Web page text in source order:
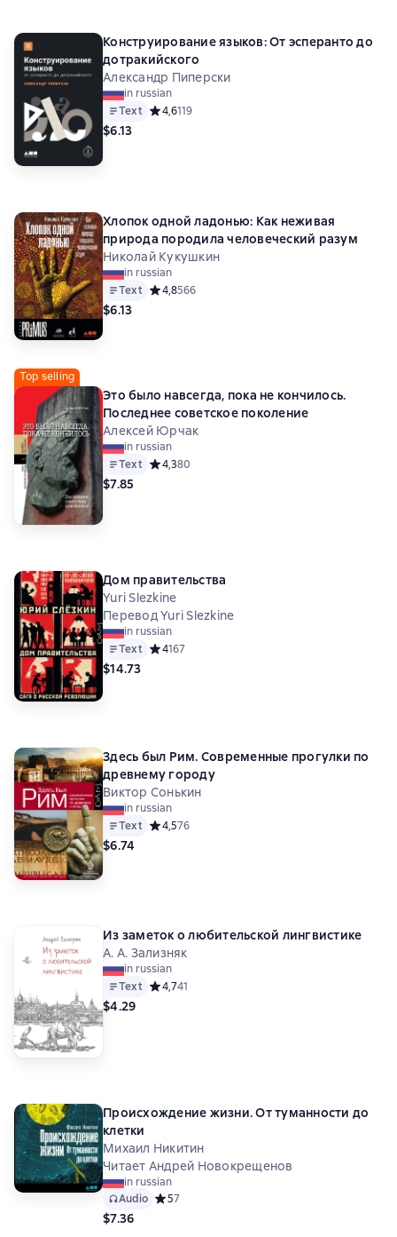
Конструирование языков: От эсперанто до
дотракийского
Александр Пиперски
in russian
Text Средний рейтинг 4,6 на основе 119 оценок
4,6119
$6.13
Хлопок одной ладонью: Как неживая
природа породила человеческий разум
Николай Кукушкин
in russian
Text Средний рейтинг 4,8 на основе 566 оценок
4,8566
$6.13
Top selling
Это было навсегда, пока не кончилось.
Последнее советское поколение
Алексей Юрчак
in russian
Text Средний рейтинг 4,3 на основе 80 оценок
4,380
$7.85
Дом правительства
Yuri Slezkine
Перевод Yuri Slezkine
in russian
Text Средний рейтинг 4 на основе 167 оценок
4167
$14.73
Здесь был Рим. Современные прогулки по
древнему городу
Виктор Сонькин
in russian
Text Средний рейтинг 4,5 на основе 76 оценок
4,576
$6.74
Из заметок о любительской лингвистике
А. А. Зализняк
in russian
Text Средний рейтинг 4,7 на основе 41 оценок
4,741
$4.29
Происхождение жизни. От туманности до
клетки
Михаил Никитин
Читает Андрей Новокрещенов
in russian
Audio Средний рейтинг 5 на основе 7 оценок
57
$7.36